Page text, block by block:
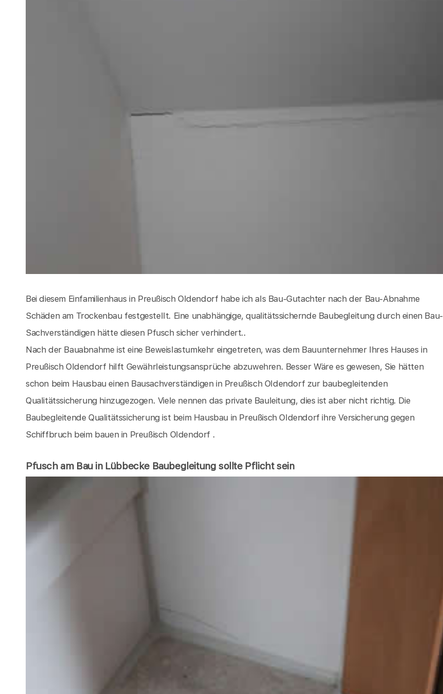
Bei diesem Einfamilienhaus in Preußisch Oldendorf habe ich als Bau-Gutachter nach der Bau-Abnahme
Schäden am Trockenbau festgestellt. Eine unabhängige, qualitätssichernde Baubegleitung durch einen Bau-
Sachverständigen hätte diesen Pfusch sicher verhindert..
Nach der Bauabnahme ist eine Beweislastumkehr eingetreten, was dem Bauunternehmer Ihres Hauses in
Preußisch Oldendorf hilft Gewährleistungsansprüche abzuwehren. Besser Wäre es gewesen, Sie hätten
schon beim Hausbau einen Bausachverständigen in Preußisch Oldendorf zur baubegleitenden
Qualitätssicherung hinzugezogen. Viele nennen das private Bauleitung, dies ist aber nicht richtig. Die
Baubegleitende Qualitätssicherung ist beim Hausbau in Preußisch Oldendorf ihre Versicherung gegen
Schiffbruch beim bauen in Preußisch Oldendorf .
Pfusch am Bau in Lübbecke Baubegleitung sollte Pflicht sein